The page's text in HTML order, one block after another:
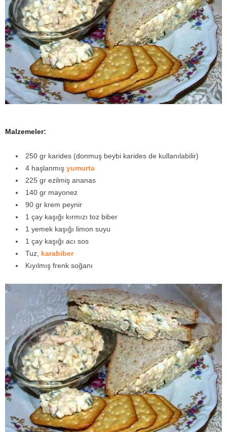
Malzemeler:
250 gr karides (donmuş beybi karides de kullanılabilir)
4 haşlanmış yumurta
225 gr ezilmiş ananas
140 gr mayonez
90 gr krem peynir
1 çay kaşığı kırmızı toz biber
1 yemek kaşığı limon suyu
1 çay kaşığı acı sos
Tuz, karabiber
Kıyılmış frenk soğanı